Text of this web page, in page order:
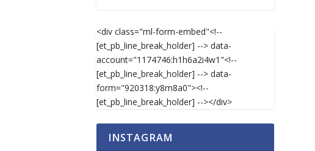
<div class="ml-form-embed"<!--
[et_pb_line_break_holder] --> data-
account="1174746:h1h6a2i4w1"<!--
[et_pb_line_break_holder] --> data-
form="920318:y8m8a0"><!--
[et_pb_line_break_holder] --></div>
INSTAGRAM